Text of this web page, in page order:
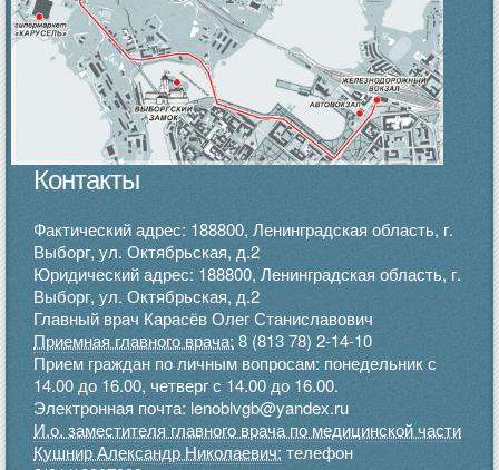
Контакты
Фактический адрес: 188800, Ленинградская область, г.
Выборг, ул. Октябрьская, д.2
Юридический адрес: 188800, Ленинградская область, г.
Выборг, ул. Октябрьская, д.2
Главный врач Карасёв Олег Станиславович
Приемная главного врача: 8 (813 78) 2-14-10
Прием граждан по личным вопросам: понедельник с
14.00 до 16.00, четверг с 14.00 до 16.00.
Электронная почта: lenoblvgb@yandex.ru
И.о. заместителя главного врача по медицинской части
Кушнир Александр Николаевич: телефон